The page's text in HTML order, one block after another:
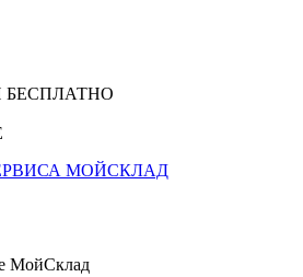
БЕСПЛАТНО
МОЙСКЛАД